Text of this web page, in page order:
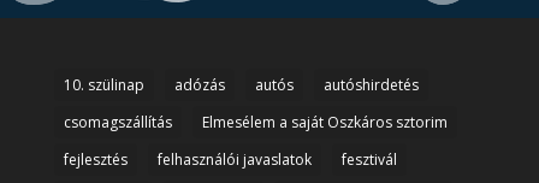
10. szülinap adózás autós
autóshirdetés
csomagszállítás
Elmesélem a saját Oszkáros sztorim
fejlesztés
felhasználói javaslatok
fesztivál